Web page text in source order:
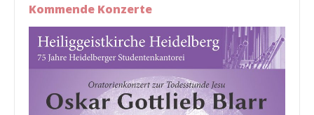
Kommende Konzerte